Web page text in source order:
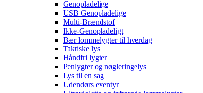
Genopladelige
USB Genopladelige
Multi-Brændstof
Ikke-Genopladeligt
Bær lommelygter til hverdag
Taktiske lys
Håndfri lygter
Penlygter og nøgleringelys
Lys til en sag
Udendørs eventyr